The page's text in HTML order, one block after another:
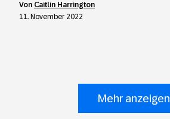
von Caitlin Harrington
11. November 2022
Mehr anzeigen